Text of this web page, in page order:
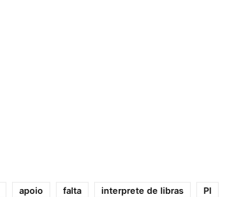
apoio falta interprete de libras
PI